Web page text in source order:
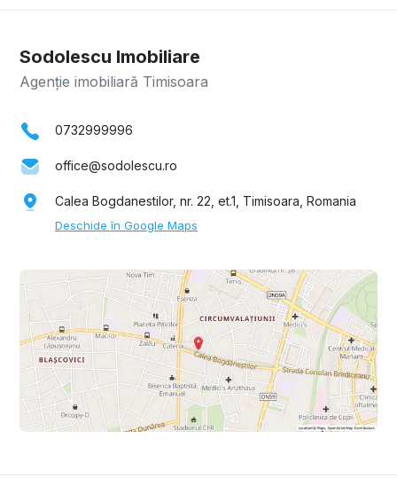
Sodolescu Imobiliare
Agenție imobiliară Timisoara
0732999996
office@sodolescu.ro
Calea Bogdanestilor, nr. 22, et.1, Timisoara, Romania
Deschide în Google Maps